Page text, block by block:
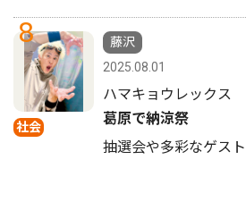
8
社会
藤沢
2025.08.01
ハマキョウレックス
葛原で納涼祭
抽選会や多彩なゲスト